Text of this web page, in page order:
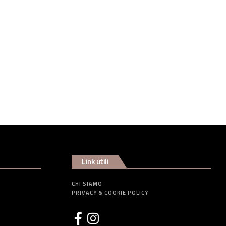
Link utili
CHI SIAMO
PRIVACY & COOKIE POLICY